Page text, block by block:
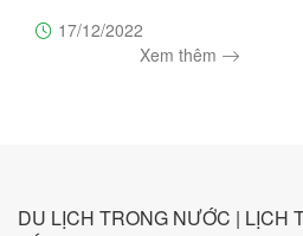
bạn có mua? Đừng vội trả
lời câu hỏi này, cùng
17/12/2022
Xem thêm
DU LỊCH TRONG NƯỚC | LỊCH